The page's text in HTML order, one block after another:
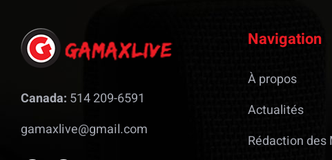
Canada: 514 209-6591
gamaxlive@gmail.com
Navigation
À propos
Actualités
Rédaction des